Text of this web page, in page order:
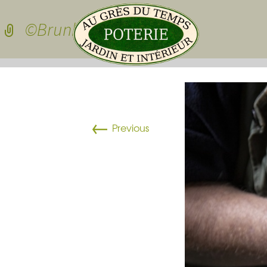
Pots de jardin
Pots de jardin
Pots à
Pots pour
grasses
dessous de
Pots pour
Vasques
©BrunhildJEANNE-4
← Previous